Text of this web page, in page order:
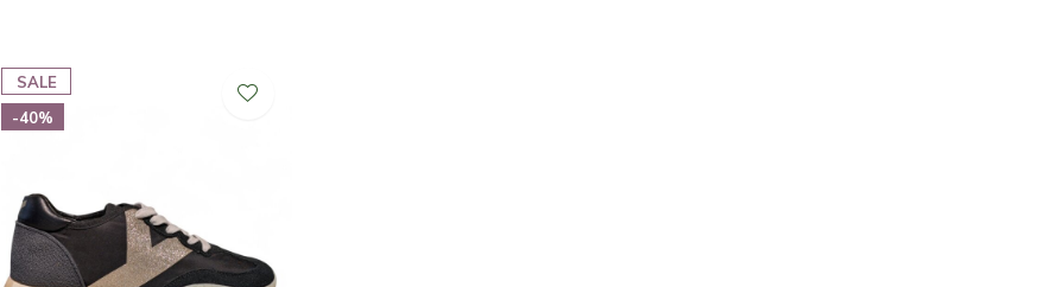
SALE
-40%